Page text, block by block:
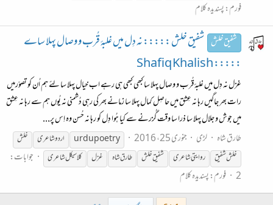
فورم:پسندیدہ کلام
شفیق خلش شفیق خلش ::::: نہ دِل میں غلبۂ قُرب و وصال پہلا ساے
::::: Shafiq Khalish
غزل نہ دِل میں غلبۂ قُرب و وصال پہلا سا کبھی کبھی ہی رہے اب خیال پہلا سا لئے ہم اُن کو تصوّرمیں
رات بھر جاگیں رہا نہ عِشق میں حاصِل کمال پہلا سا زمانے بھر کی رہی دُشمنی نہ یُوں ہم سے رہا نہ عِشق
میں جوش و جلال پہلا سا ذرا سا وقت گُزرنے سے کیا ہُوا دِل کو رہا نہ حُسن وہ اِس پر...
طارق شاہ
لڑی جنوری 25، 2016 urdupoetry اردوشاعری
خلش
خلش شفیق
روایتیشاعری شفیق خلش طارق شاہ غزل کلاسیکلشاعری
جوابات:
2 فورم:پسندیدہ کلام